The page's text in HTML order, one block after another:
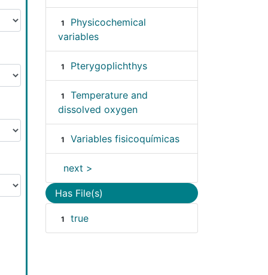
1
Physicochemical
variables
1 Pterygoplichthys
1
Temperature and
dissolved oxygen
1 Variables fisicoquímicas
next >
Has File(s)
1 true